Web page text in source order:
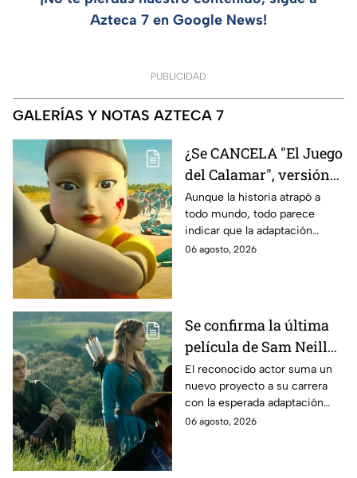
Azteca 7 en Google News!
PUBLICIDAD
GALERÍAS Y NOTAS AZTECA 7
¿Se CANCELA "El Juego
del Calamar", versión
Estados Unidos? Esto
es lo que se sabe al
momento
Aunque la historia atrapó a
todo mundo, todo parece
indicar que la adaptación
podría ser cancelada:
06 agosto, 2026
Se confirma la última
película de Sam Neill
antes de morir: esto es
lo que se sabe hasta
ahora
El reconocido actor suma un
nuevo proyecto a su carrera
con la esperada adaptación
cinematográfica del popular
06 agosto, 2026